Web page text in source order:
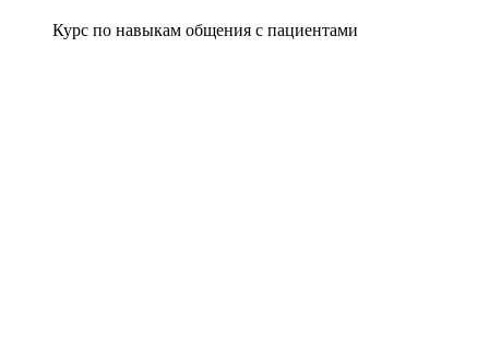
Курс по навыкам общения с пациентами